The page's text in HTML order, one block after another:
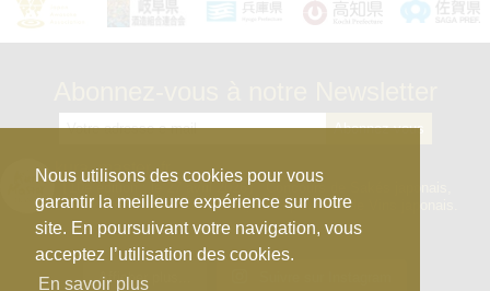
Nous utilisons des cookies pour vous
garantir la meilleure expérience sur notre
site. En poursuivant votre navigation, vous
acceptez l’utilisation des cookies.
En savoir plus
kura_master_fr
【10e édition : le 27 avril 2026】Concours de Sakés japonais,
d’Honkaku Shochu & Awamori, de Liqueurs et de Vins japonais.
Afficher plus...